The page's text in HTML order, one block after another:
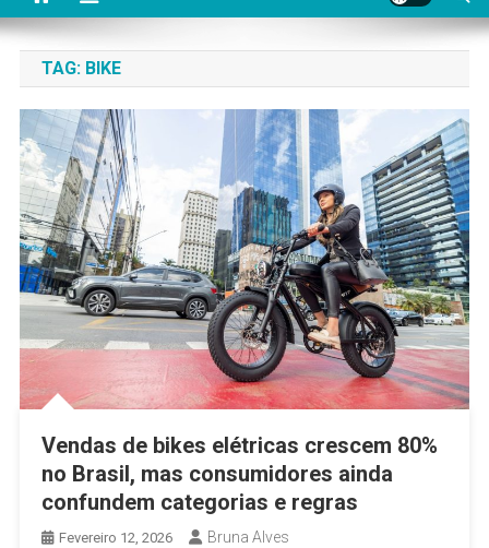
TAG: BIKE
Vendas de bikes elétricas crescem 80%
no Brasil, mas consumidores ainda
confundem categorias e regras
Fevereiro 12, 2026 Bruna Alves